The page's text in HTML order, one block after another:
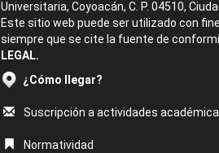
Universitaria, Coyoacán, C. P. 04510,
Este sitio web puede ser utilizado con
siempre que se cite la fuente de
LEGAL.
¿Cómo llegar?
Suscripción a actividades
Normatividad